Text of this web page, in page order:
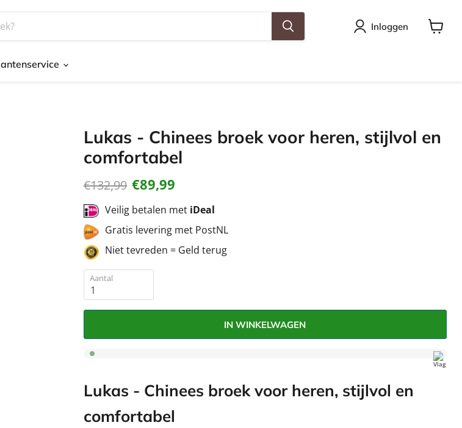
Inloggen
Lukas - Chinees broek voor heren, stijlvol en
comfortabel
Oorspronkelijke prijs
€132,99 Huidige prijs
€89,99
Veilig betalen met iDeal
Gratis levering met PostNL
Niet tevreden = Geld terug
Aantal
IN WINKELWAGEN
Lukas - Chinees broek voor heren, stijlvol en
comfortabel